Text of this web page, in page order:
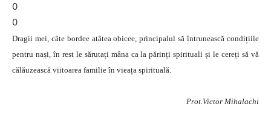
0
0
Dragii mei, câte bordee atâtea obicee, principalul să întrunească condițiile
pentru nași, în rest le sărutați mâna ca la părinți spirituali și le cereți să vă
călăuzească viitoarea familie în vieața spirituală.
Prot.Victor Mihalachi